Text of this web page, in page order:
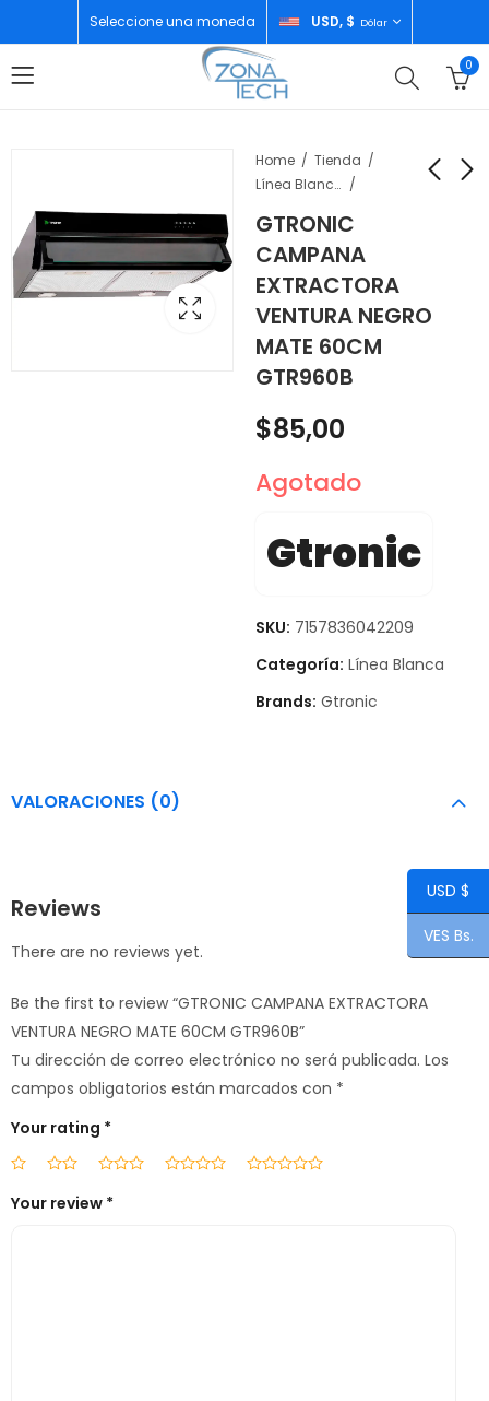
Seleccione una moneda USD, $ Dólar
0
Home
Tienda
Línea Blanca
GTRONIC
CAMPANA
EXTRACTORA
VENTURA NEGRO
MATE 60CM
GTR960B
R50 RF-S18-45MM
WHITE
$1.090,00
POWERSHOT G7X
MARK III BLACK
$ 1.540,00
$85,00
Agotado
Gtronic
SKU: 7157836042209
Categoría: Línea Blanca
Brands: Gtronic
VALORACIONES (0)
Reviews
There are no reviews yet.
Be the first to review “GTRONIC CAMPANA EXTRACTORA
VENTURA NEGRO MATE 60CM GTR960B”
Tu dirección de correo electrónico no será publicada. Los
campos obligatorios están marcados con *
Your rating *
Your review *
USD $
VES Bs.